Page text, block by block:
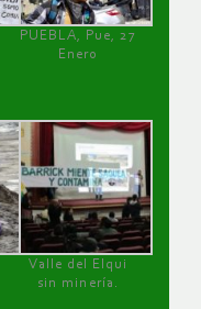
PUEBLA, Pue, 27
Enero
Valle del Elqui
sin minería.